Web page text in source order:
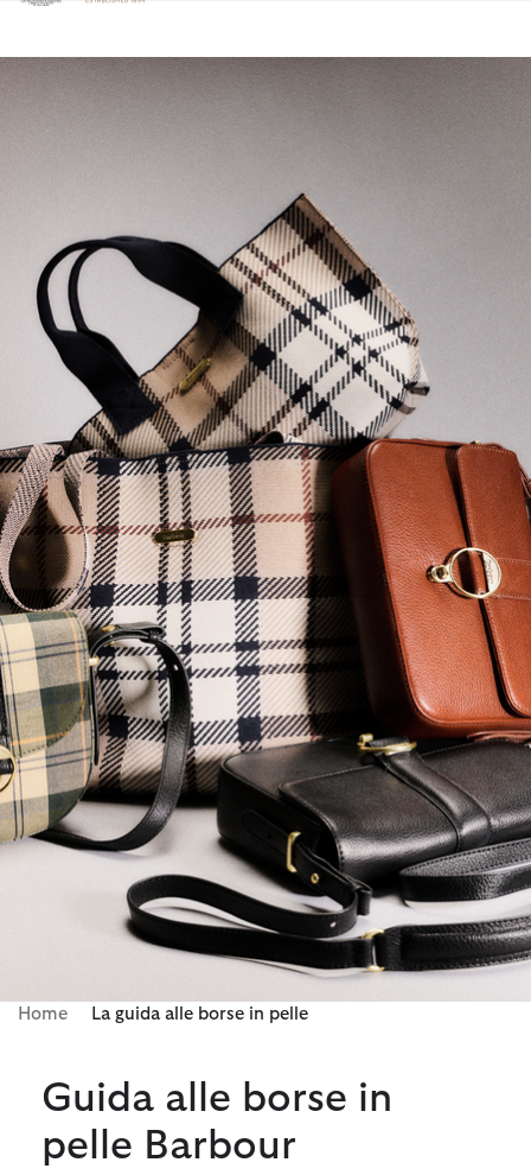
Clicca per visualizzare la nostra Dichiarazione di Accessibilità
Home La guida alle borse in pelle
Guida alle borse in
pelle Barbour